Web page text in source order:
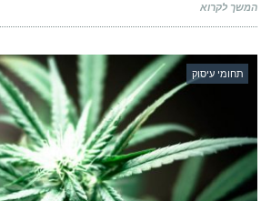
המשך לקרוא
תחומי עיסוק